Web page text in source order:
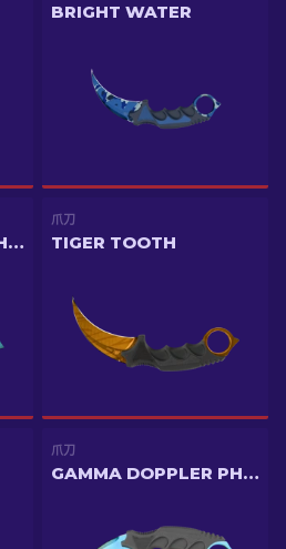
BRIGHT WATER
GAMMA DOPPLER PHASE 3
爪刀
TIGER TOOTH
爪刀
GAMMA DOPPLER PHASE 1